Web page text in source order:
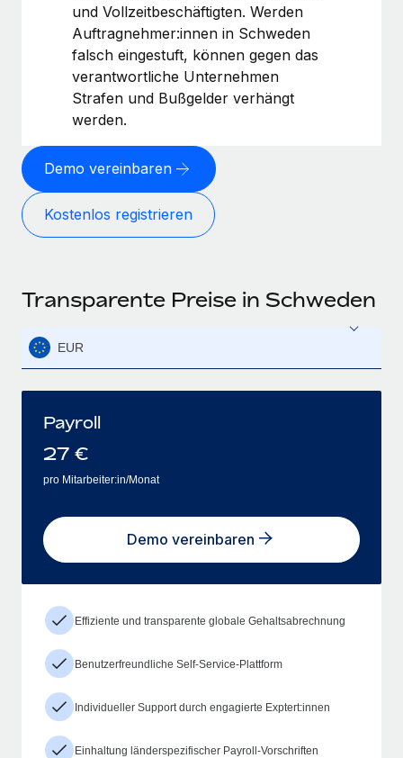
und Vollzeitbeschäftigten. Werden
Auftragnehmer:innen in Schweden
falsch eingestuft, können gegen das
verantwortliche Unternehmen
Strafen und Bußgelder verhängt
werden.
Demo vereinbaren
Kostenlos registrieren
Transparente Preise in Schweden
EUR
Payroll
27 €
pro Mitarbeiter:in/Monat
Demo vereinbaren
Effiziente und transparente globale Gehaltsabrechnung
Benutzerfreundliche Self-Service-Plattform
Individueller Support durch engagierte Exptert:innen
Einhaltung länderspezifischer Payroll-Vorschriften